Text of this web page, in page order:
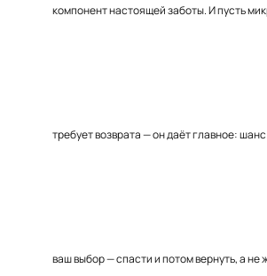
компонент настоящей заботы. И пусть
требует возврата — он даёт главное:
ваш выбор — спасти и потом вернуть, а не